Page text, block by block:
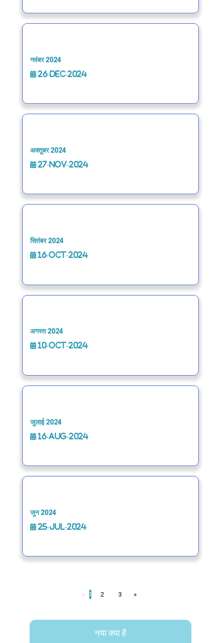
नवंबर 2024
26-Dec-2024
अक्तूबर 2024
27-Nov-2024
सितंबर 2024
16-Oct-2024
अगस्त 2024
10-Oct-2024
जुलाई 2024
16-Aug-2024
जून 2024
25-Jul-2024
« 1 2 3 »
नया क्या है